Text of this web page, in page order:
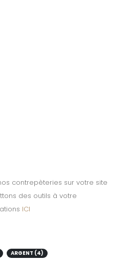
contrepèteries sur votre site
des outils à votre
ICI
ARGENT (4)